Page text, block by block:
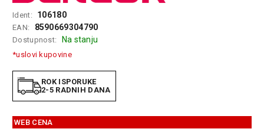
EELEKTRO
ZAŠTITA
SISTEMI
MREŽNA
Ident: 106180
EAN: 8590669304790
Dostupnost: Na stanju
*uslovi kupovine
ROK ISPORUKE
2-5 RADNIH DANA
WEB CENA